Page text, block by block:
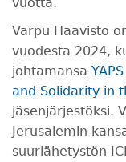
Varpu Haavisto
vuodesta 2024,
johtamansa
and Solidarity in
jäsenjärjestöksi.
Jerusalemin
suurlähetystön